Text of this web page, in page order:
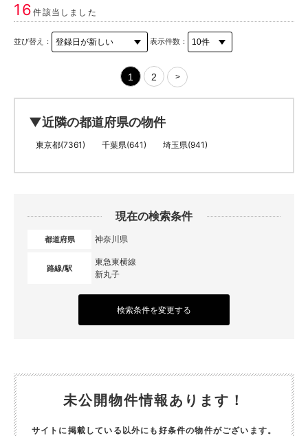
16件該当しました
並び替え： 表示件数：
1 2 >
▼近隣の都道府県の物件
東京都(7361) 千葉県(641) 埼玉県(941)
現在の検索条件
都道府県 神奈川県
路線/駅
東急東横線
新丸子
検索条件を変更する
未公開物件情報あります！
サイトに掲載している以外にも好条件の物件がございます。